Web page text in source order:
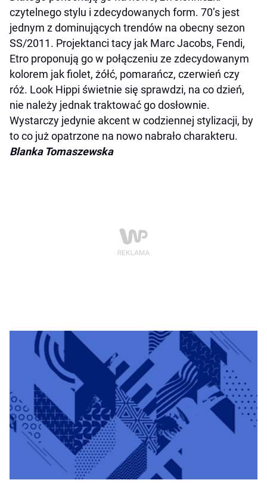
czytelnego stylu i zdecydowanych form. 70’s jest
jednym z dominujących trendów na obecny sezon
SS/2011. Projektanci tacy jak Marc Jacobs, Fendi,
Etro proponują go w połączeniu ze zdecydowanym
kolorem jak fiolet, żółć, pomarańcz, czerwień czy
róż. Look Hippi świetnie się sprawdzi, na co dzień,
nie należy jednak traktować go dosłownie.
Wystarczy jedynie akcent w codziennej stylizacji, by
to co już opatrzone na nowo nabrało charakteru.
Blanka Tomaszewska